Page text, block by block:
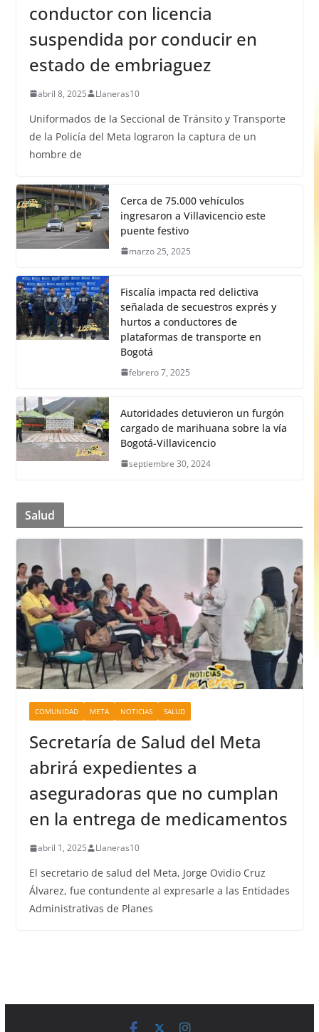
conductor con licencia
suspendida por conducir en
estado de embriaguez
abril 8, 2025 Llaneras10
Uniformados de la Seccional de Tránsito y Transporte
de la Policía del Meta lograron la captura de un
hombre de
Cerca de 75.000 vehículos
ingresaron a Villavicencio este
puente festivo
marzo 25, 2025
Fiscalía impacta red delictiva
señalada de secuestros exprés y
hurtos a conductores de
plataformas de transporte en
Bogotá
febrero 7, 2025
Autoridades detuvieron un furgón
cargado de marihuana sobre la vía
Bogotá-Villavicencio
septiembre 30, 2024
Salud
COMUNIDAD META NOTICIAS SALUD
Secretaría de Salud del Meta
abrirá expedientes a
aseguradoras que no cumplan
en la entrega de medicamentos
abril 1, 2025 Llaneras10
El secretario de salud del Meta, Jorge Ovidio Cruz
Álvarez, fue contundente al expresarle a las Entidades
Administrativas de Planes